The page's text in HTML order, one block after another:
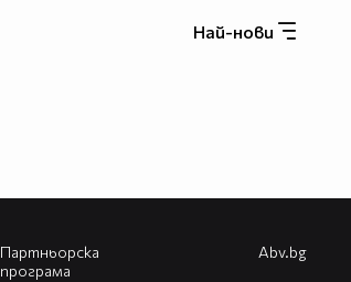
Най-нови
Партньорска
програма
Abv.bg